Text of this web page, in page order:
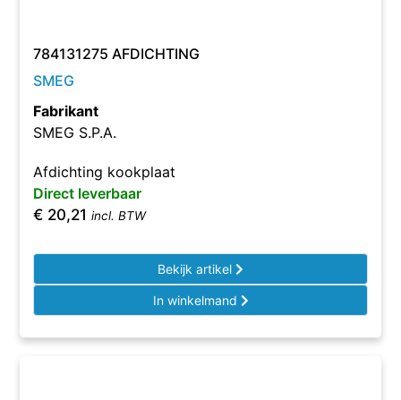
784131275 AFDICHTING
SMEG
Fabrikant
SMEG S.P.A.
Afdichting kookplaat
Direct leverbaar
€ 20,21 incl. BTW
Bekijk artikel
In winkelmand